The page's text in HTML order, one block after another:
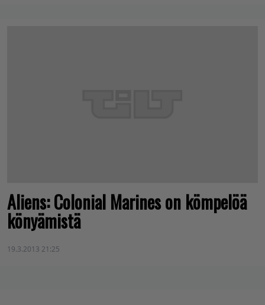
Aliens: Colonial Marines on kömpelöä
könyämistä
19.3.2013 21:25